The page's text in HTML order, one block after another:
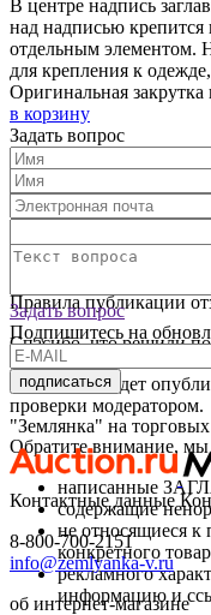
В центре надпись
над надписью
отдельным элементом.
для крепления к
Оригинальная
в корзину
Текст отзыва:
Правила публикации
Спасибо, что решили
Ваш отзыв будет
проверки модератором.
Обратите внимание,
написанные
содержащие
не относящиеся к
конкретного
рекламного
информацию и
Задать вопрос
Задать вопрос
Подпишитесь на
подписаться
"Землянка" на
Контактные данные
8-800-700-2151
info@zemlyanka-v.ru
об интернет-магазине